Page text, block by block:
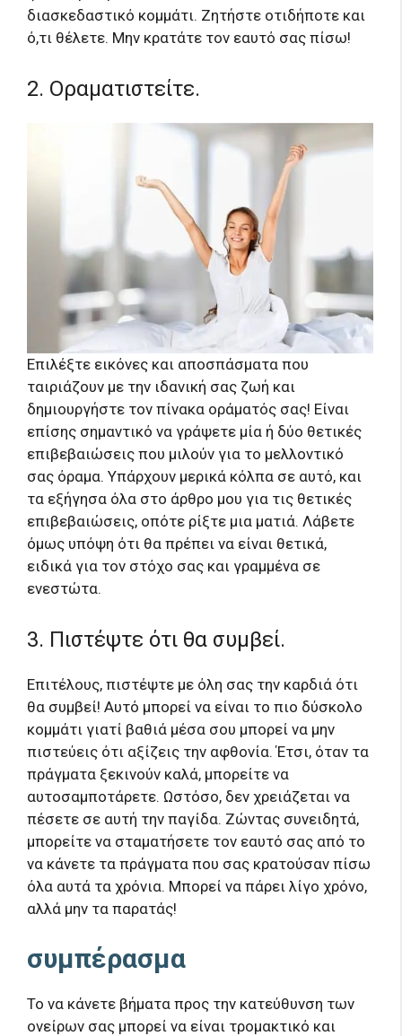
διασκεδαστικό κομμάτι. Ζητήστε οτιδήποτε και
ό,τι θέλετε. Μην κρατάτε τον εαυτό σας πίσω!
2. Οραματιστείτε.
Επιλέξτε εικόνες και αποσπάσματα που
ταιριάζουν με την ιδανική σας ζωή και
δημιουργήστε τον πίνακα οράματός σας! Είναι
επίσης σημαντικό να γράψετε μία ή δύο θετικές
επιβεβαιώσεις που μιλούν για το μελλοντικό
σας όραμα. Υπάρχουν μερικά κόλπα σε αυτό, και
τα εξήγησα όλα στο άρθρο μου για τις θετικές
επιβεβαιώσεις, οπότε ρίξτε μια ματιά. Λάβετε
όμως υπόψη ότι θα πρέπει να είναι θετικά,
ειδικά για τον στόχο σας και γραμμένα σε
ενεστώτα.
3. Πιστέψτε ότι θα συμβεί.
Επιτέλους, πιστέψτε με όλη σας την καρδιά ότι
θα συμβεί! Αυτό μπορεί να είναι το πιο δύσκολο
κομμάτι γιατί βαθιά μέσα σου μπορεί να μην
πιστεύεις ότι αξίζεις την αφθονία. Έτσι, όταν τα
πράγματα ξεκινούν καλά, μπορείτε να
αυτοσαμποτάρετε. Ωστόσο, δεν χρειάζεται να
πέσετε σε αυτή την παγίδα. Ζώντας συνειδητά,
μπορείτε να σταματήσετε τον εαυτό σας από το
να κάνετε τα πράγματα που σας κρατούσαν πίσω
όλα αυτά τα χρόνια. Μπορεί να πάρει λίγο χρόνο,
αλλά μην τα παρατάς!
συμπέρασμα
Το να κάνετε βήματα προς την κατεύθυνση των
ονείρων σας μπορεί να είναι τρομακτικό και